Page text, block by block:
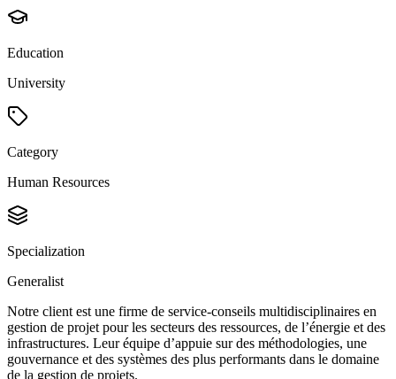
Education
University
Category
Human Resources
Specialization
Generalist
Notre client est une firme de service-conseils multidisciplinaires en
gestion de projet pour les secteurs des ressources, de l’énergie et des
infrastructures. Leur équipe d’appuie sur des méthodologies, une
gouvernance et des systèmes des plus performants dans le domaine
de la gestion de projets.